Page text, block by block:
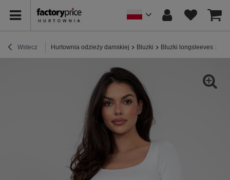
Wstecz Hurtownia odzieży damskiej Bluzki Bluzki longsleeves